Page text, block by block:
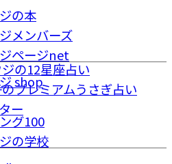
の12星座占い
プレミアムうさぎ占い
ー
の本
メンバーズ
ページnet
shop
グ100
の学校